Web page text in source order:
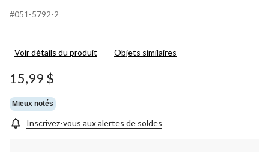
#051-5792-2
Voir détails du produit Objets similaires
15,99 $
Mieux notés
Inscrivez-vous aux alertes de soldes